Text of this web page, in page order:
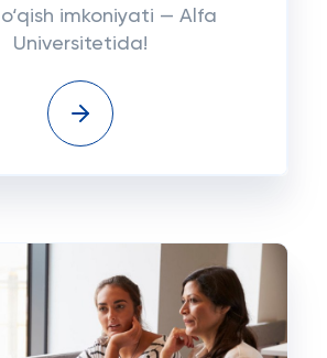
imkoniyati — Alfa
Universitetida!